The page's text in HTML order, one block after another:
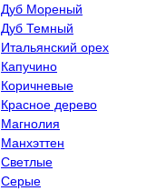
Дуб Мореный
Дуб Темный
Итальянский орех
Капучино
Коричневые
Красное дерево
Магнолия
Манхэттен
Светлые
Серые